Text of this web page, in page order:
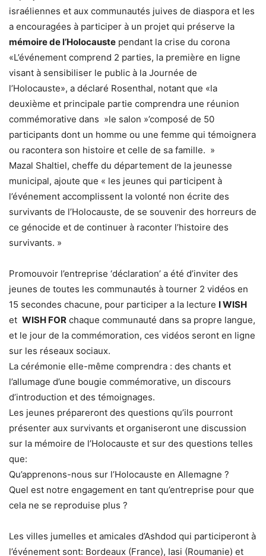
israéliennes et aux communautés juives de diaspora et les
a encouragées à participer à un projet qui préserve la
mémoire de l’Holocauste pendant la crise du corona
«L’événement comprend 2 parties, la première en ligne
visant à sensibiliser le public à la Journée de
l’Holocauste», a déclaré Rosenthal, notant que «la
deuxième et principale partie comprendra une réunion
commémorative dans »le salon »’composé de 50
participants dont un homme ou une femme qui témoignera
ou racontera son histoire et celle de sa famille. »
Mazal Shaltiel, cheffe du département de la jeunesse
municipal, ajoute que « les jeunes qui participent à
l’événement accomplissent la volonté non écrite des
survivants de l’Holocauste, de se souvenir des horreurs de
ce génocide et de continuer à raconter l’histoire des
survivants. »
Promouvoir l’entreprise ‘déclaration’ a été d’inviter des
jeunes de toutes les communautés à tourner 2 vidéos en
15 secondes chacune, pour participer a la lecture I WISH
et WISH FOR chaque communauté dans sa propre langue,
et le jour de la commémoration, ces vidéos seront en ligne
sur les réseaux sociaux.
La cérémonie elle-même comprendra : des chants et
l’allumage d’une bougie commémorative, un discours
d’introduction et des témoignages.
Les jeunes prépareront des questions qu’ils pourront
présenter aux survivants et organiseront une discussion
sur la mémoire de l’Holocauste et sur des questions telles
que:
Qu’apprenons-nous sur l’Holocauste en Allemagne ?
Quel est notre engagement en tant qu’entreprise pour que
cela ne se reproduise plus ?
Les villes jumelles et amicales d’Ashdod qui participeront à
l’événement sont: Bordeaux (France), Iasi (Roumanie) et